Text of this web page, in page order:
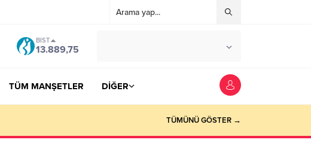
BIST
13.889,75
TÜM MANŞETLER DİĞER
TÜMÜNÜ GÖSTER →